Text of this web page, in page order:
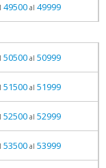
49500al 49999
50500al 50999
51500al 51999
52500al 52999
53500al 53999